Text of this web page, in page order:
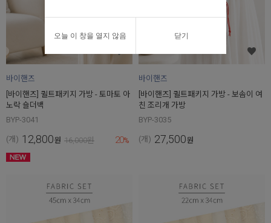
바이핸즈
[바이핸즈] 퀼트패키지 가방 - 토마토 아
노락 숄더백
BYP-3041
(개) 12,800원 16,000원 20%
바이핸즈
[바이핸즈] 퀼트패키지 가방 - 보솜이 여
친 조리개 가방
BYP-3035
(개) 27,500원
오늘 이 창을 열지 않음 닫기